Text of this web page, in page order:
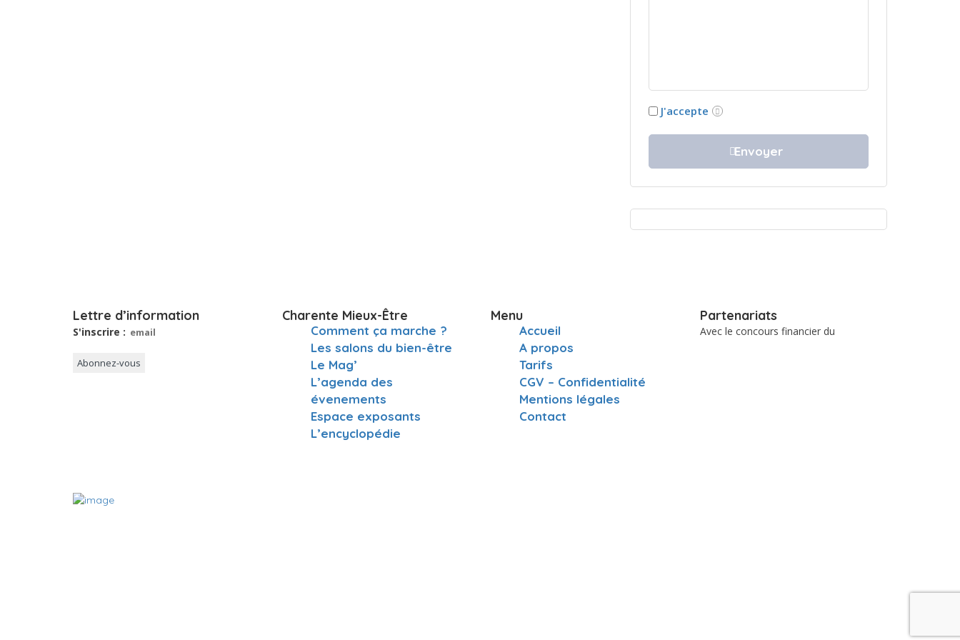
J'accepte
Lettre d’information
S'inscrire :
Charente Mieux-Être
Comment ça marche ?
Les salons du bien-être
Le Mag’
L’agenda des
évenements
Espace exposants
L’encyclopédie
Menu
Accueil
A propos
Tarifs
CGV – Confidentialité
Mentions légales
Contact
Partenariats
Avec le concours financier du